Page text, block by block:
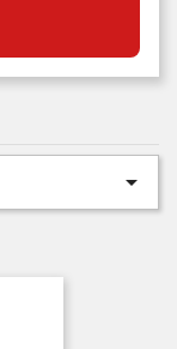
